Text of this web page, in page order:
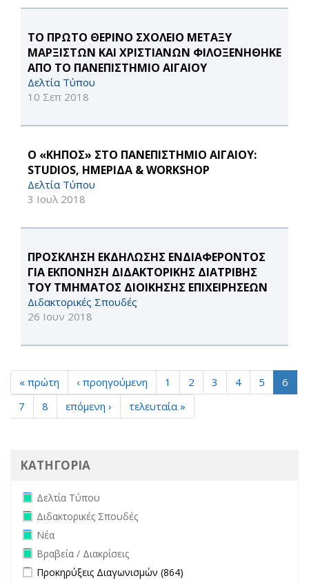
ΤΟ ΠΡΩΤΟ ΘΕΡΙΝΟ ΣΧΟΛΕΙΟ ΜΕΤΑΞΥ
ΜΑΡΞΙΣΤΩΝ ΚΑΙ ΧΡΙΣΤΙΑΝΩΝ ΦΙΛΟΞΕΝΗΘΗΚΕ
ΑΠΟ ΤΟ ΠΑΝΕΠΙΣΤΗΜΙΟ ΑΙΓΑΙΟΥ
Δελτία Τύπου
10 Σεπ 2018
Ο «ΚΗΠΟΣ» ΣΤΟ ΠΑΝΕΠΙΣΤΗΜΙΟ ΑΙΓΑΙΟΥ:
STUDIOS, ΗΜΕΡΙΔΑ & WORKSHOP
Δελτία Τύπου
3 Ιουλ 2018
ΠΡΟΣΚΛΗΣΗ ΕΚΔΗΛΩΣΗΣ ΕΝΔΙΑΦΕΡΟΝΤΟΣ
ΓΙΑ ΕΚΠΟΝΗΣΗ ΔΙΔΑΚΤΟΡΙΚΗΣ ΔΙΑΤΡΙΒΗΣ
ΤΟΥ ΤΜΗΜΑΤΟΣ ΔΙΟΙΚΗΣΗΣ ΕΠΙΧΕΙΡΗΣΕΩΝ
Διδακτορικές Σπουδές
26 Ιουν 2018
« πρώτη ‹ προηγούμενη 1 2 3 4 5
6
7
8 επόμενη › τελευταία »
ΚΑΤΗΓΟΡΙΑ
Remove Δελτία Τύπου filter
Δελτία Τύπου
Remove Διδακτορικές Σπουδές filter
Διδακτορικές Σπουδές
Remove Νέα filter
Νέα
Remove Βραβεία / Διακρίσεις filter
Βραβεία / Διακρίσεις
Apply Προκηρύξεις Διαγωνισμών filter
Προκηρύξεις Διαγωνισμών (864)